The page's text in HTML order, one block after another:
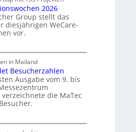
2026
Group stellt das
diesjährigen WeCare-
vor.
in Mailand
Besucherzahlen
Ausgabe vom 9. bis
die MaTec